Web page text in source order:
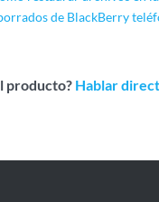
de BlackBerry
producto? Hablar